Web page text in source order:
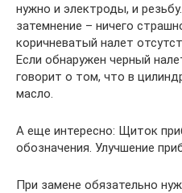
нужно и электроды, и
затемнение – ничего
коричневатый налет
Если обнаружен черный
говорит о том, что в
масло.
А еще интересно: Щиток
обозначения. Улучшение
При замене обязательно